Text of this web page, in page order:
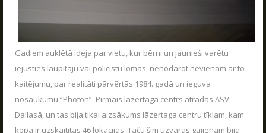
Gadiem auklētā ideja par vietu, kur bērni un jaunieši varētu
iejusties laupītāju vai policistu lomās, nenodarot nevienam ar to
kaitējumu, par realitāti pārvērtās 1984. gadā un ieguva
nosaukumu “Photon”. Pirmais lāzertaga centrs atradās ASV,
Dallasā, un tas bija tikai aizsākums lāzertaga centru tīklam, kam
kopā ir uzskaitītas 46 lokācijas. Taču šim uzvaras gājienam bija